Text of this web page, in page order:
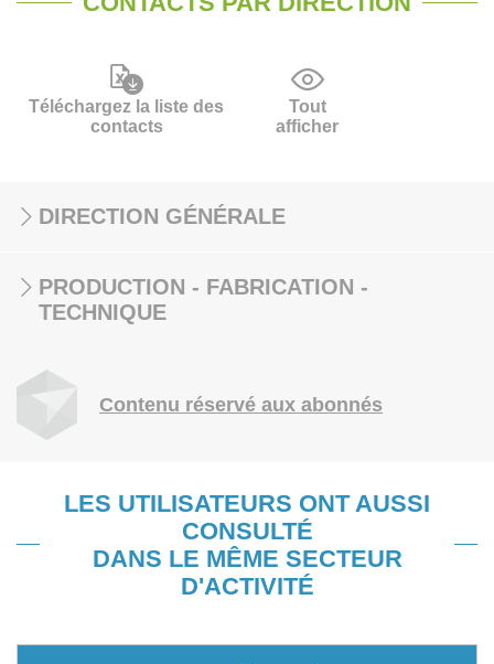
Téléchargez la liste des
contacts
Tout
afficher
DIRECTION GÉNÉRALE
PRODUCTION - FABRICATION -
TECHNIQUE
Contenu réservé aux abonnés
LES UTILISATEURS ONT AUSSI
CONSULTÉ
DANS LE MÊME SECTEUR
D'ACTIVITÉ